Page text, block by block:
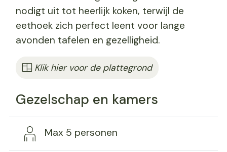
nodigt uit tot heerlijk koken, terwijl de
eethoek zich perfect leent voor lange
avonden tafelen en gezelligheid.
Klik hier voor de plattegrond
Gezelschap en kamers
Max 5 personen